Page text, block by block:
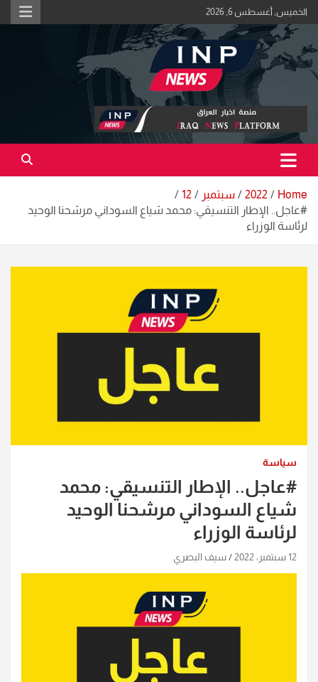
Skip
to
content
الخميس, أغسطس 6, 2026
منصة اخبار العراق
اكبر منصة خبرية في العراق | #الحقيقة_اولاً
Home
2022 سبتمبر
12
#عاجل.. الإطار التنسيقي: محمد شياع السوداني مرشحنا الوحيد
لرئاسة الوزراء
سياسة
#عاجل.. الإطار التنسيقي: محمد
شياع السوداني مرشحنا الوحيد
لرئاسة الوزراء
12 سبتمبر، 2022 سيف البصري